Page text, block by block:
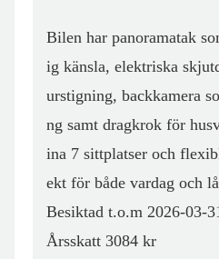
Bilen har panoramatak
ig känsla, elektriska
urstigning, backkamera
ng samt dragkrok för
ina 7 sittplatser och
ekt för både vardag och
Besiktad t.o.m 2026-03-
Årsskatt 3084 kr